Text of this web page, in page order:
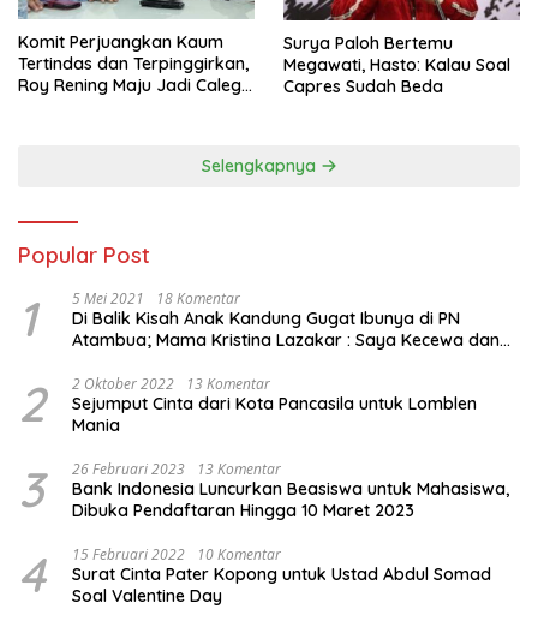
Komit Perjuangkan Kaum
Tertindas dan Terpinggirkan,
Roy Rening Maju Jadi Caleg
Surya Paloh Bertemu
Megawati, Hasto: Kalau Soal
Capres Sudah Beda
Selengkapnya
Popular Post
1 5 Mei 2021 18 Komentar
Di Balik Kisah Anak Kandung Gugat Ibunya di PN
Atambua; Mama Kristina Lazakar : Saya Kecewa dan
2 2 Oktober 2022 13 Komentar
Sejumput Cinta dari Kota Pancasila untuk Lomblen
Mania
3 26 Februari 2023 13 Komentar
Bank Indonesia Luncurkan Beasiswa untuk Mahasiswa,
Dibuka Pendaftaran Hingga 10 Maret 2023
4 15 Februari 2022 10 Komentar
Surat Cinta Pater Kopong untuk Ustad Abdul Somad
Soal Valentine Day